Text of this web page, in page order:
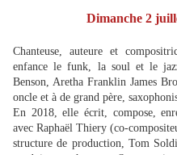
Dimanche 2
Chanteuse, auteure et
enfance le funk, la soul et le
Benson, Aretha Franklin James
oncle et à de grand père,
En 2018, elle écrit, compose,
avec Raphaël Thiery (co-
structure de production, Tom